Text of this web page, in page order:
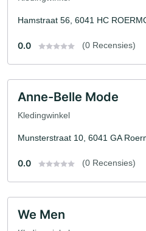
Hamstraat 56, 6041 HC
0.0 (0 Recensies)
Anne-Belle Mode
Kledingwinkel
Munsterstraat 10, 6041 GA
0.0 (0 Recensies)
We Men